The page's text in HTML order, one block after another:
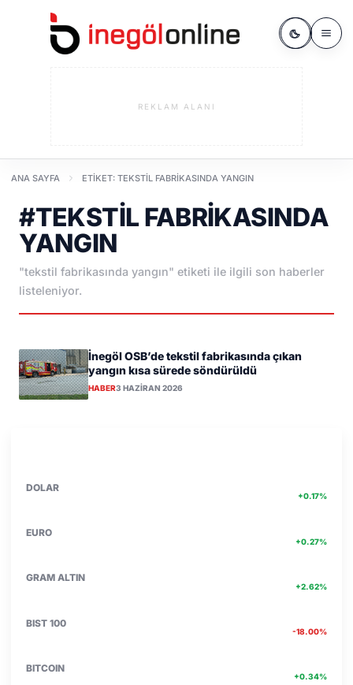
REKLAM ALANI
ANA SAYFA ETIKET: TEKSTIL FABRIKASINDA YANGIN
#TEKSTIL FABRIKASINDA
YANGIN
"tekstil fabrikasında yangın" etiketi ile ilgili son haberler
listeleniyor.
İnegöl OSB’de tekstil fabrikasında çıkan
yangın kısa sürede söndürüldü
HABER3 HAZIRAN 2026
DOLAR
+0.17%
EURO
+0.27%
GRAM ALTIN
+2.62%
BIST 100
-18.00%
BITCOIN
+0.34%